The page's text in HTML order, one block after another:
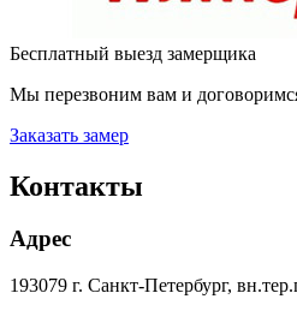
Бесплатный выезд замерщика
Мы перезвоним вам и
Заказать замер
Контакты
Адрес
193079 г. Санкт-Петербург,